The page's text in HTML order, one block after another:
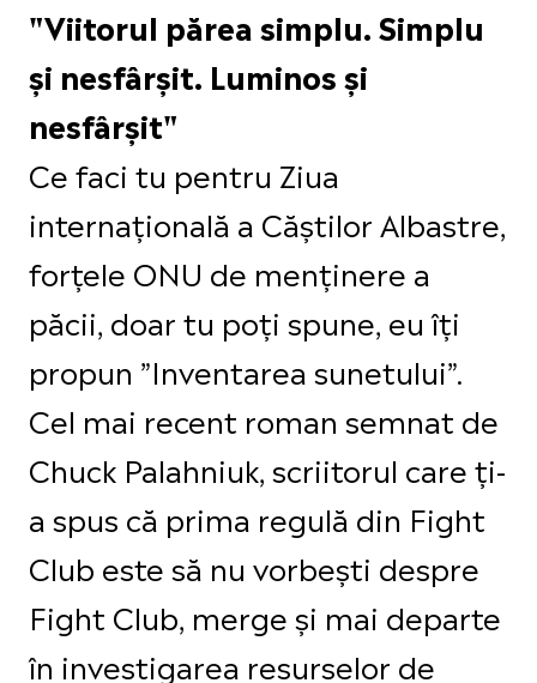
"Viitorul părea simplu. Simplu
și nesfârșit. Luminos și
nesfârșit"
Ce faci tu pentru Ziua
internațională a Căștilor Albastre,
forțele ONU de menținere a
păcii, doar tu poți spune, eu îți
propun ”Inventarea sunetului”.
Cel mai recent roman semnat de
Chuck Palahniuk, scriitorul care ți-
a spus că prima regulă din Fight
Club este să nu vorbești despre
Fight Club, merge și mai departe
în investigarea resurselor de